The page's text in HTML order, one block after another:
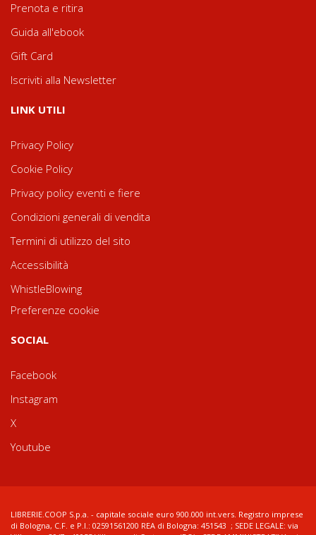
Prenota e ritira
Guida all'ebook
Gift Card
Iscriviti alla Newsletter
LINK UTILI
Privacy Policy
Cookie Policy
Privacy policy eventi e fiere
Condizioni generali di vendita
Termini di utilizzo del sito
Accessibilità
WhistleBlowing
Preferenze cookie
SOCIAL
Facebook
Instagram
X
Youtube
LIBRERIE.COOP S.p.a. - capitale sociale euro 900.000 int.vers. Registro imprese
di Bologna, C.F. e P.I.: 02591561200 REA di Bologna: 451543 ; SEDE LEGALE: via